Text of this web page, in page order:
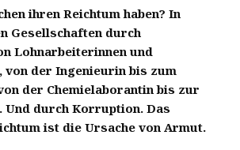
ihren Reichtum haben? In
Gesellschaften durch
Lohnarbeiterinnen und
von der Ingenieurin bis zum
der Chemielaborantin bis zur
Und durch Korruption. Das
ist die Ursache von Armut.